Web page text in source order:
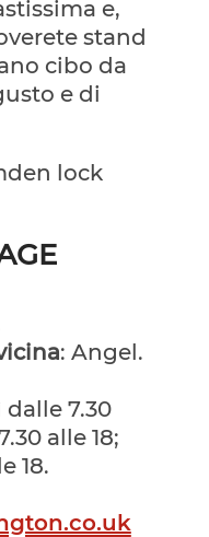
e,
stand
cibo da
e di
: Angel.
7.30
alle 18;
18.